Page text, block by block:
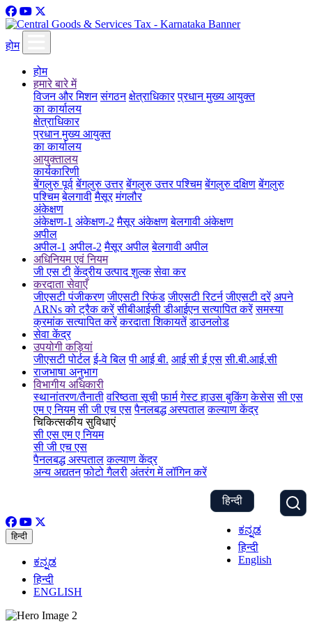
होम
होम
हमारे बारे में
विजन और मिशन संगठन क्षेत्राधिकार प्रधान मुख्य आयुक्त
का कार्यालय
क्षेत्राधिकार
प्रधान मुख्य आयुक्त
का कार्यालय
आयुक्तालय
कार्यकारिणी
बेंगलुरु पूर्व बेंगलुरु उत्तर बेंगलुरु उत्तर पश्चिम बेंगलुरु दक्षिण बेंगलुरु
पश्चिम बेलगावी मैसूर मंगलौर
अंकेक्षण
अंकेक्षण-1 अंकेक्षण-2 मैसूर अंकेक्षण बेलगावी अंकेक्षण
अपील
अपील-1 अपील-2 मैसूर अपील बेलगावी अपील
अधिनियम एवं नियम
जी एस टी केंद्रीय उत्पाद शुल्क सेवा कर
करदाता सेवाएँ
जीएसटी पंजीकरण जीएसटी रिफंड जीएसटी रिटर्न जीएसटी दरें अपने
ARNs को ट्रैक करें सीबीआईसी डीआईएन सत्यापित करें समस्या
क्रमांक सत्यापित करें करदाता शिकायतें डाउनलोड
सेवा केंद्र
उपयोगी कड़ियां
जीएसटी पोर्टल ई-वे बिल पी आई बी. आई सी ई एस सी.बी.आई.सी
राजभाषा अनुभाग
विभागीय अधिकारी
स्थानांतरण/तैनाती वरिष्ठता सूची फार्म गेस्ट हाउस बुकिंग केसेस सी एस
एम ए नियम सी जी एच एस पैनलबद्ध अस्पताल कल्याण केंद्र
चिकित्सकीय सुविधाएं
सी एस एम ए नियम
सी जी एच एस
पैनलबद्ध अस्पताल कल्याण केंद्र
अन्य अद्यतन फोटो गैलरी अंतरंग में लॉगिन करें
हिन्दी
ಕನ್ನಡ
हिन्दी
English
हिन्दी
ಕನ್ನಡ
हिन्दी
ENGLISH